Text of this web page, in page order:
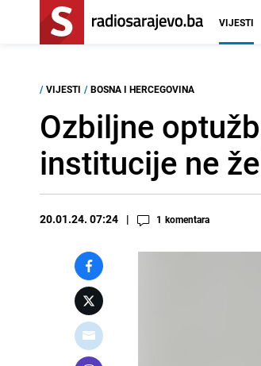
VIJESTI
/ VIJESTI / BOSNA I HERCEGOVINA
Ozbiljne
institucije ne
20.01.24. 07:24 1 komentara